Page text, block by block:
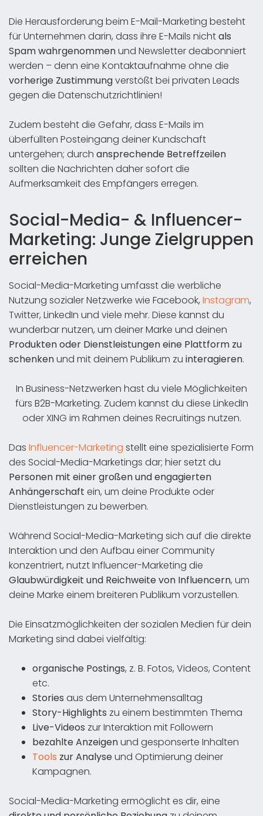
Die Herausforderung beim E-Mail-Marketing besteht
für Unternehmen darin, dass ihre E-Mails nichtals
Spam wahrgenommenund Newsletter deabonniert
werden – denn eine Kontaktaufnahme ohne die
vorherige Zustimmungverstößt bei privaten Leads
gegen die Datenschutzrichtlinien!
Zudem besteht die Gefahr, dass E-Mails im
überfüllten Posteingang deiner Kundschaft
untergehen; durch ansprechende Betreffzeilen
sollten die Nachrichten daher sofort die
Aufmerksamkeit des Empfängers erregen.
Social-Media- & Influencer-
Marketing: Junge Zielgruppen
erreichen
Social-Media-Marketing umfasst die werbliche
Nutzung sozialer Netzwerke wie Facebook, Instagram,
Twitter, LinkedIn und viele mehr. Diese kannst du
wunderbar nutzen, um deiner Marke und deinen
Produkten oder Dienstleistungen eine Plattform zu
schenkenund mit deinem Publikum zu interagieren.
In Business-Netzwerken hast du viele Möglichkeiten
fürs B2B-Marketing. Zudem kannst du diese LinkedIn
oder XING im Rahmen deines Recruitings nutzen.
Das Influencer-Marketing stellt eine spezialisierte Form
des Social-Media-Marketings dar; hier setzt du
Personen mit einer großen und engagierten
Anhängerschaft ein, um deine Produkte oder
Dienstleistungen zu bewerben.
Während Social-Media-Marketing sich auf die direkte
Interaktion und den Aufbau einer Community
konzentriert, nutzt Influencer-Marketing die
Glaubwürdigkeit und Reichweite von Influencern, um
deine Marke einem breiteren Publikum vorzustellen.
Die Einsatzmöglichkeiten der sozialen Medien für dein
Marketing sind dabei vielfältig:
organische Postings, z. B. Fotos, Videos, Content
etc.
Stories aus dem Unternehmensalltag
Story-Highlights zu einem bestimmten Thema
Live-Videos zur Interaktion mit Followern
bezahlte Anzeigenund gesponserte Inhalten
Tools zur Analyseund Optimierung deiner
Kampagnen.
Social-Media-Marketing ermöglicht es dir, eine